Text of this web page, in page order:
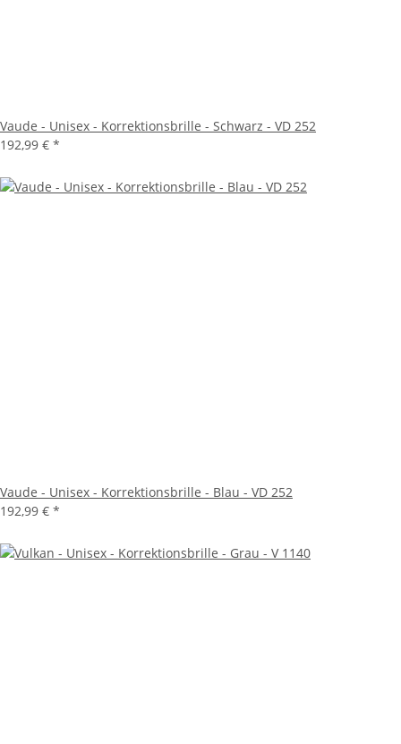
Vaude - Unisex - Korrektionsbrille - Schwarz - VD 252
192,99 € *
Vaude - Unisex - Korrektionsbrille - Blau - VD 252
192,99 € *